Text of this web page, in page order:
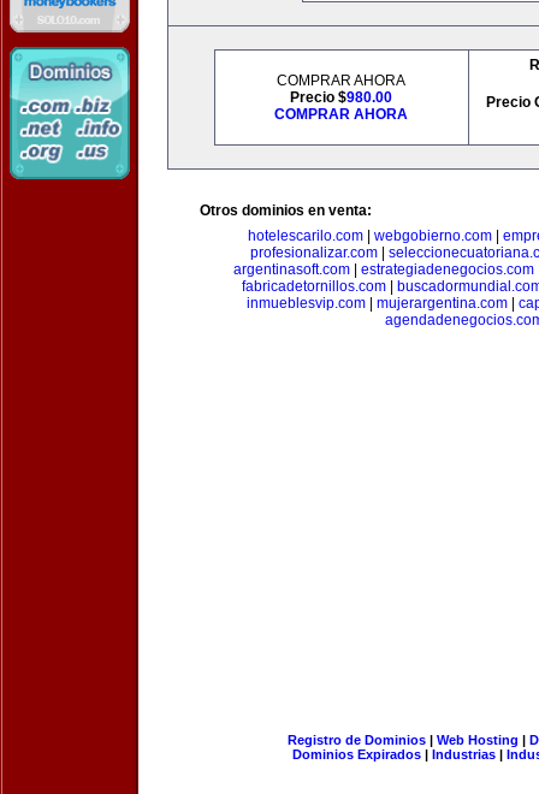
COMPRAR AHORA
Precio $980.00
COMPRAR AHORA
Precio
Otros dominios en venta:
hotelescarilo.com
webgobierno.com
profesionalizar.com|
argentinasoft.com| estrategiadenegocios.com
fabricadetornillos.com
inmueblesvip.com
mujerargentina.com
Registro de Dominios| Web Hosting |
Dominios Expirados | Industrias |